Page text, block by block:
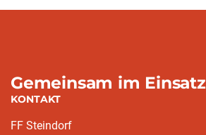
Gemeinsam im Einsatz
KONTAKT
FF Steindorf